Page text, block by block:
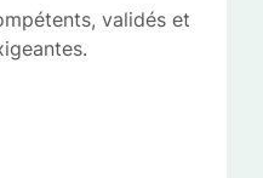
validés et